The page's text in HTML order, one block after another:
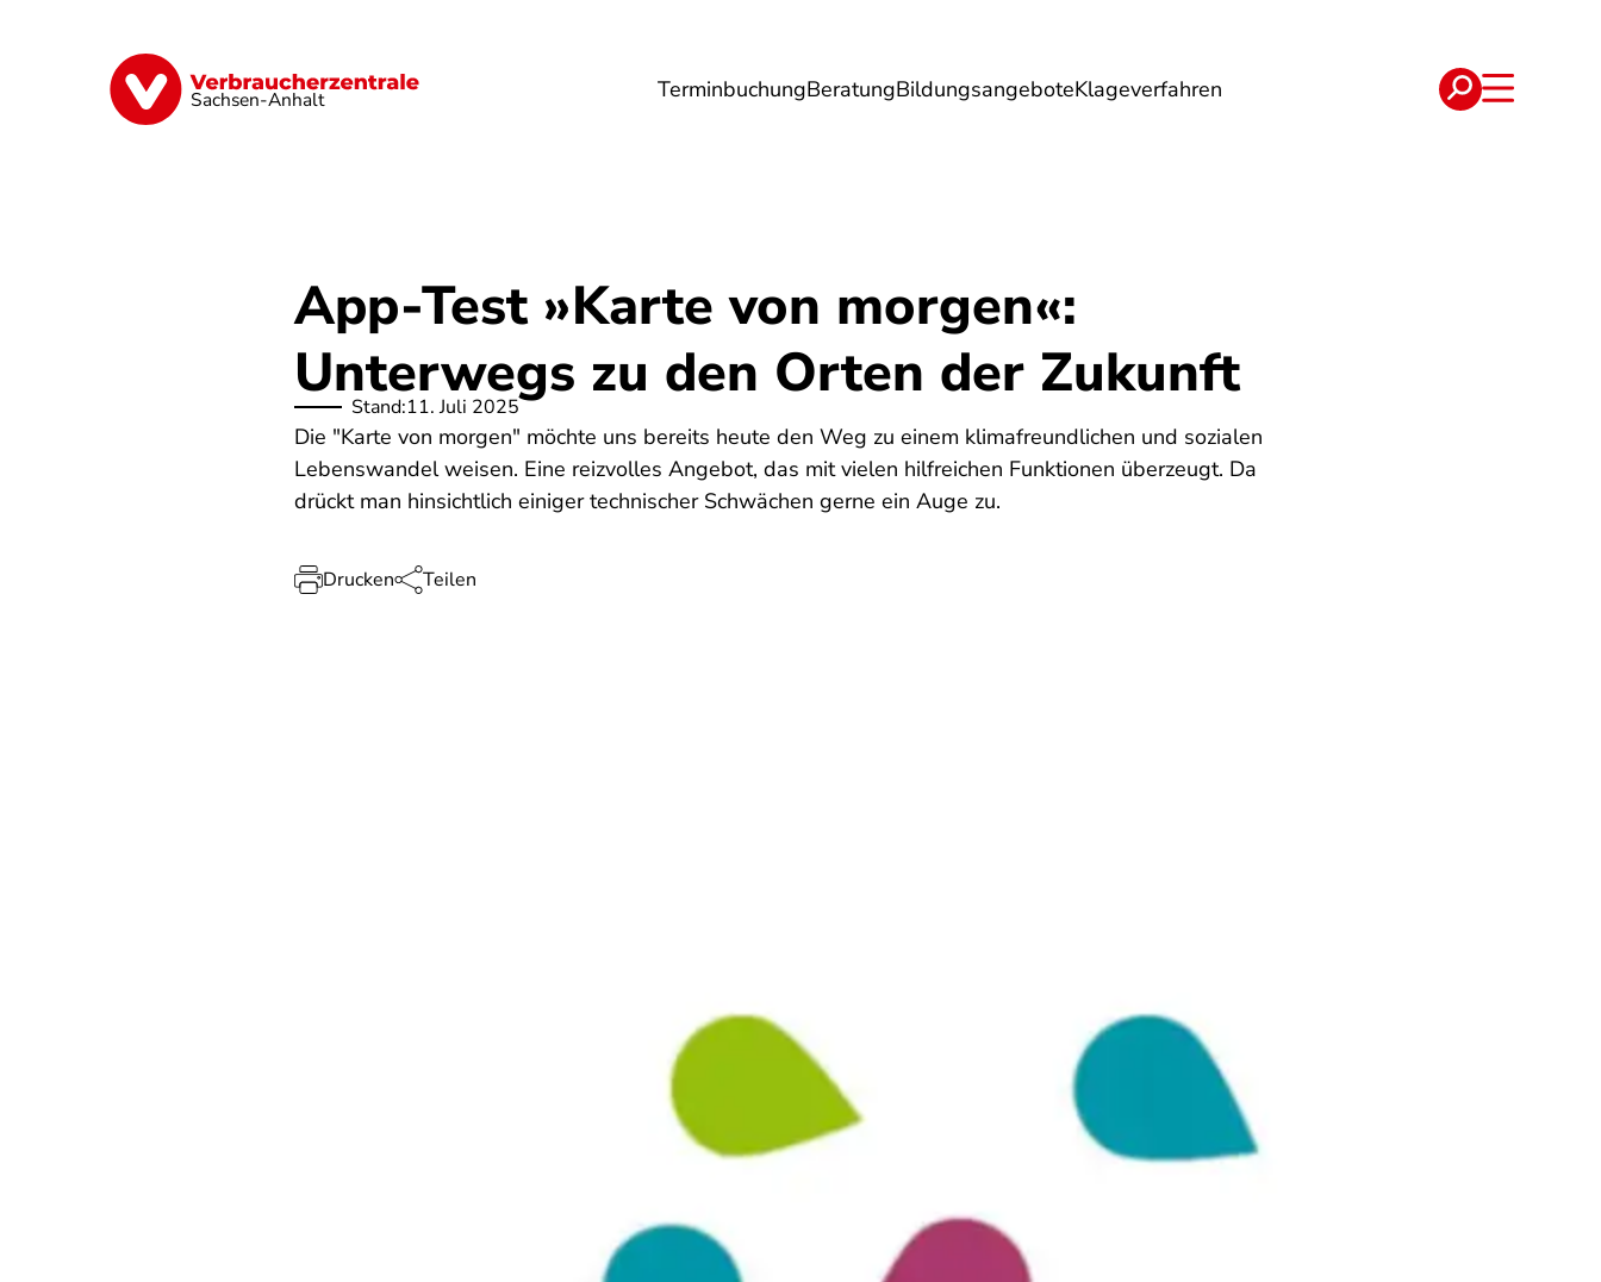
Sachsen-Anhalt TerminbuchungBeratungBildungsangeboteKlageverfahren
Finanzen Digitales Lebensmittel Gesundheit Energie Reise Verträge
App-Test »Karte von morgen«:
Unterwegs zu den Orten der Zukunft
Stand:11. Juli 2025
Die "Karte von morgen" möchte uns bereits heute den Weg zu einem klimafreundlichen und sozialen
Lebenswandel weisen. Eine reizvolles Angebot, das mit vielen hilfreichen Funktionen überzeugt. Da
drückt man hinsichtlich einiger technischer Schwächen gerne ein Auge zu.
Drucken Teilen